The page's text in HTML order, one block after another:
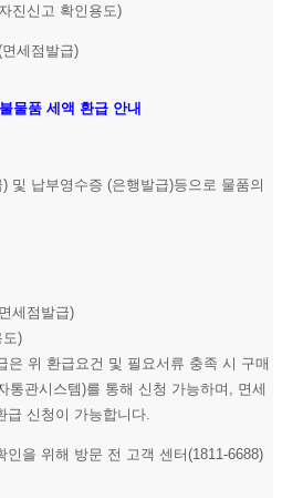
신고 확인용도)
세점발급)
물품 세액 환급 안내
납부영수증 (은행발급)등으로 물품의
세점발급)
)
위 환급요건 및 필요서류 충족 시 구매
통관시스템)를 통해 신청 가능하며, 면세
급 신청이 가능합니다.
을 위해 방문 전 고객 센터(1811-6688)